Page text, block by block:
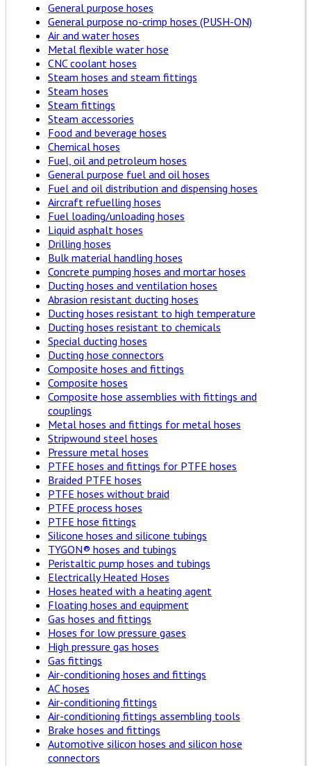
General purpose hoses
General purpose no-crimp hoses (PUSH-ON)
Air and water hoses
Metal flexible water hose
CNC coolant hoses
Steam hoses and steam fittings
Steam hoses
Steam fittings
Steam accessories
Food and beverage hoses
Chemical hoses
Fuel, oil and petroleum hoses
General purpose fuel and oil hoses
Fuel and oil distribution and dispensing hoses
Aircraft refuelling hoses
Fuel loading/unloading hoses
Liquid asphalt hoses
Drilling hoses
Bulk material handling hoses
Concrete pumping hoses and mortar hoses
Ducting hoses and ventilation hoses
Abrasion resistant ducting hoses
Ducting hoses resistant to high temperature
Ducting hoses resistant to chemicals
Special ducting hoses
Ducting hose connectors
Composite hoses and fittings
Composite hoses
Composite hose assemblies with fittings and
couplings
Metal hoses and fittings for metal hoses
Stripwound steel hoses
Pressure metal hoses
PTFE hoses and fittings for PTFE hoses
Braided PTFE hoses
PTFE hoses without braid
PTFE process hoses
PTFE hose fittings
Silicone hoses and silicone tubings
TYGON® hoses and tubings
Peristaltic pump hoses and tubings
Electrically Heated Hoses
Hoses heated with a heating agent
Floating hoses and equipment
Gas hoses and fittings
Hoses for low pressure gases
High pressure gas hoses
Gas fittings
Air-conditioning hoses and fittings
AC hoses
Air-conditioning fittings
Air-conditioning fittings assembling tools
Brake hoses and fittings
Automotive silicon hoses and silicon hose
connectors